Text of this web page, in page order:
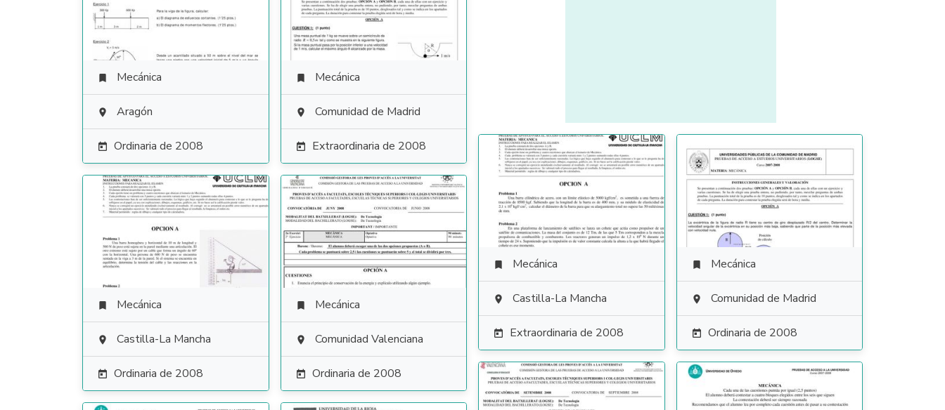
 Mecánica
 Aragón
 Ordinaria de 2008
 Mecánica
 Comunidad de Madrid
 Extraordinaria de 2008
 Mecánica
 Castilla-La Mancha
 Extraordinaria de 2008
 Mecánica
 Comunidad de Madrid
 Ordinaria de 2008
 Mecánica
 Castilla-La Mancha
 Ordinaria de 2008
 Mecánica
 Comunidad Valenciana
 Ordinaria de 2008